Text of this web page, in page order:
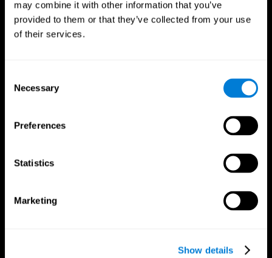
may combine it with other information that you’ve
provided to them or that they’ve collected from your use
of their services.
Selection
Necessary
Preferences
Statistics
Marketing
Show details